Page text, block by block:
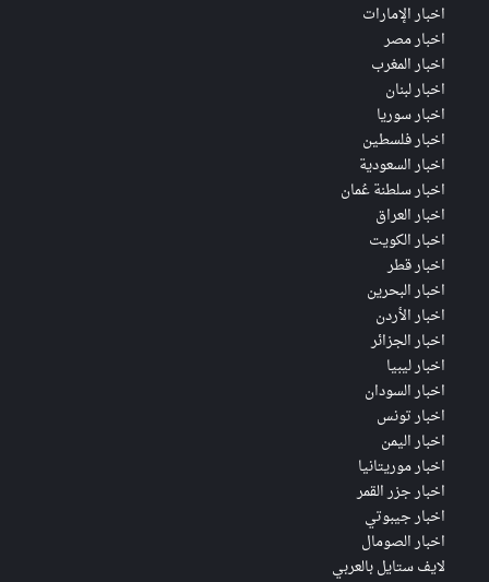
اخبار الإمارات
اخبار مصر
اخبار المغرب
اخبار لبنان
اخبار سوريا
اخبار فلسطين
اخبار السعودية
اخبار سلطنة عُمان
اخبار العراق
اخبار الكويت
اخبار قطر
اخبار البحرين
اخبار الأردن
اخبار الجزائر
اخبار ليبيا
اخبار السودان
اخبار تونس
اخبار اليمن
اخبار موريتانيا
اخبار جزر القمر
اخبار جيبوتي
اخبار الصومال
لايف ستايل بالعربي